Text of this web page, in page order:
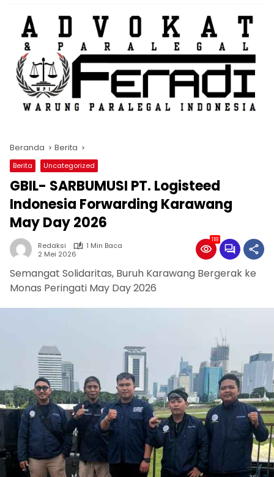
Beranda Berita
Berita Uncategorized
GBIL- SARBUMUSI PT. Logisteed
Indonesia Forwarding Karawang
May Day 2026
Redaksi
1 Min Baca
2 Mei 2026
118
Semangat Solidaritas, Buruh Karawang Bergerak ke
Monas Peringati May Day 2026